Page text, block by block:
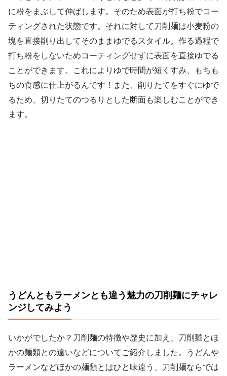
に粉をまぶして伸ばします。そのため表面が打ち粉でコー
ティングされた状態です。それに対して刀削麺は小麦粉の
塊を直接削り出してそのままゆでるスタイル。作る過程で
打ち粉をしないためコーティングせずに表面を直接ゆでる
ことができます。これによりゆで時間が短くすみ、もちも
ちの食感に仕上がるんです！また、削りたてをすぐにゆで
るため、切りたてのつるりとした断面も楽しむことができ
ます。
うどんともラーメンとも違う魅力の刀削麺にチャレ
ンジしてみよう
いかがでしたか？刀削麺の特徴や歴史に加え、刀削麺とほ
かの麺類との違いなどについてご紹介しました。うどんや
ラーメンなどほかの麺類とはひと味違う、刀削麺ならでは